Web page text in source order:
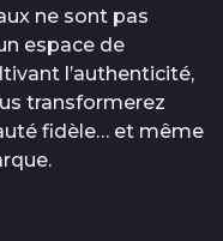
ne sont pas
espace de
l’authenticité,
transformerez
fidèle… et même